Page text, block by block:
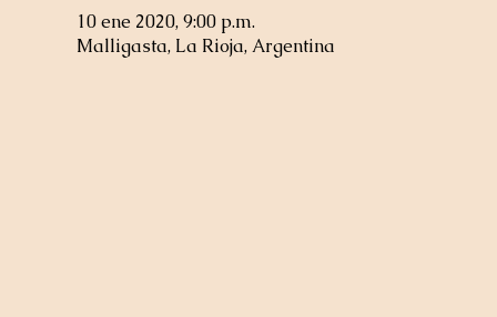
10 ene 2020, 9:00 p.m.
Malligasta, La Rioja, Argentina